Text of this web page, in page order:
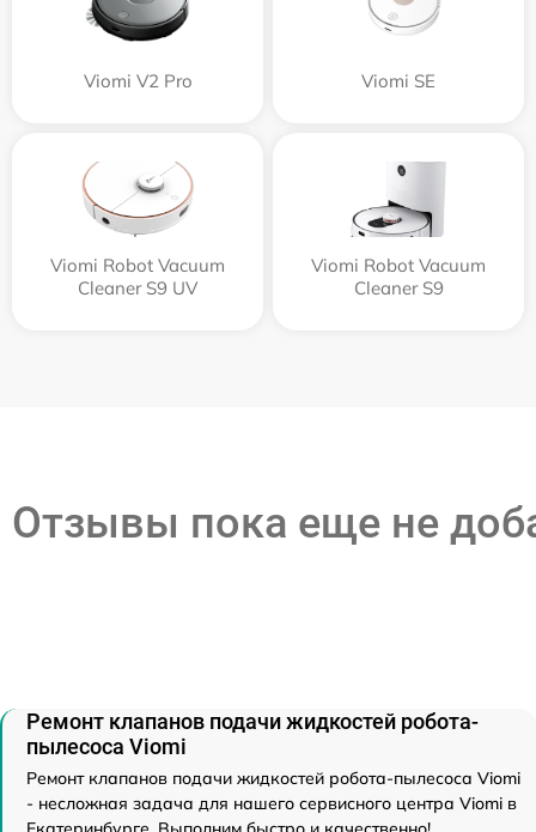
Viomi V2 Pro Viomi SE
Viomi Robot Vacuum
Cleaner S9 UV
Viomi Robot Vacuum
Cleaner S9
Отзывы пока еще не
Ремонт клапанов подачи жидкостей робота-
пылесоса Viomi
Ремонт клапанов подачи жидкостей робота-пылесоса Viomi
- несложная задача для нашего сервисного центра Viomi в